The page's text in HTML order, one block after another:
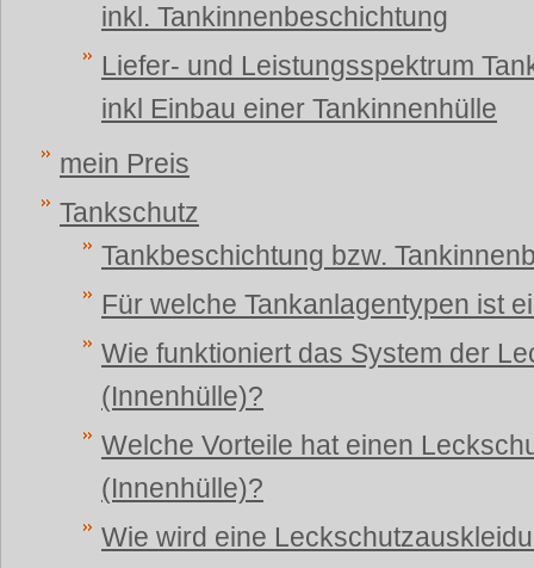
inkl. Tankinnenbeschichtung
Liefer- und Leistungsspektrum
inkl Einbau einer Tankinnenhülle
mein Preis
Tankschutz
Tankbeschichtung bzw.
Für welche Tankanlagentypen ist
Wie funktioniert das System der
(Innenhülle)?
Welche Vorteile hat einen
(Innenhülle)?
Wie wird eine